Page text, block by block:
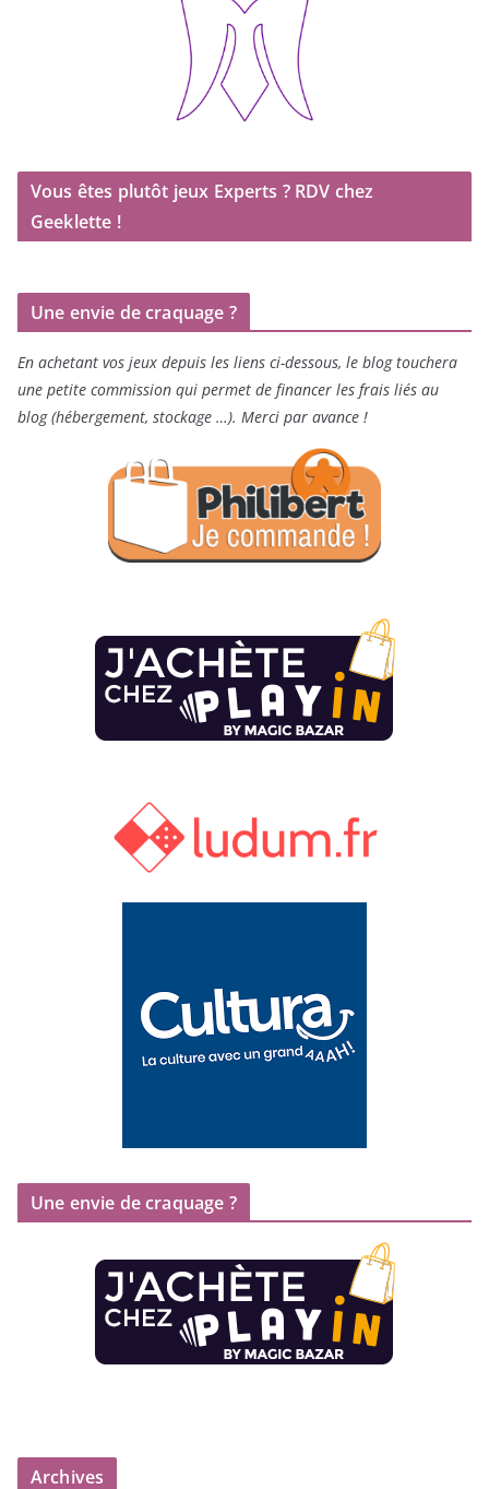
Vous êtes plutôt jeux Experts ? RDV chez
Geeklette !
Une envie de craquage ?
En achetant vos jeux depuis les liens ci-dessous, le blog touchera
une petite commission qui permet de financer les frais liés au
blog (hébergement, stockage …). Merci par avance !
Une envie de craquage ?
Archives